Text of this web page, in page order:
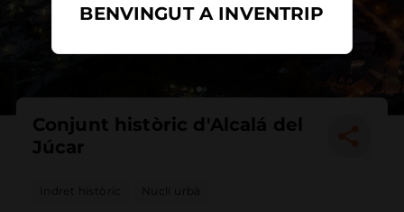
Conjunt històric d'Alcalá del
Júcar
Indret històric Nucli urbà
BENVINGUT A INVENTRIP